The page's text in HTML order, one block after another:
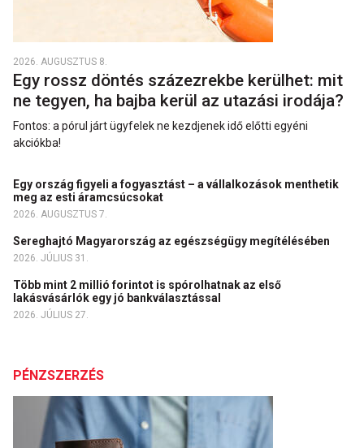
2026. AUGUSZTUS 8.
Egy rossz döntés százezrekbe kerülhet: mit
ne tegyen, ha bajba kerül az utazási irodája?
Fontos: a pórul járt ügyfelek ne kezdjenek idő előtti egyéni
akciókba!
Egy ország figyeli a fogyasztást – a vállalkozások menthetik
meg az esti áramcsúcsokat
2026. AUGUSZTUS 7.
Sereghajtó Magyarország az egészségügy megítélésében
2026. JÚLIUS 31.
Több mint 2 millió forintot is spórolhatnak az első
lakásvásárlók egy jó bankválasztással
2026. JÚLIUS 27.
PÉNZSZERZÉS